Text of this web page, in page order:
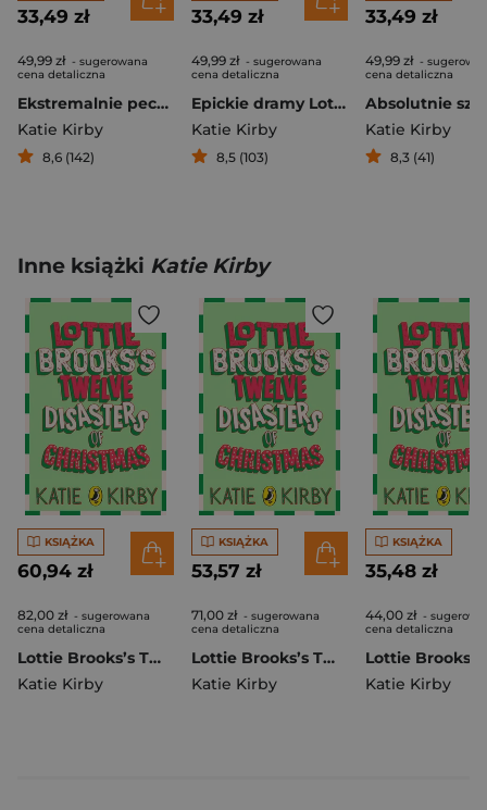
33,49 zł
49,99 zł - sugerowana
cena detaliczna
Ekstremalnie pechowa wycieczka Lottie Brooks
Katie Kirby
8,6 (142)
33,49 zł
49,99 zł - sugerowana
cena detaliczna
Epickie dramy Lottie Brooks
Katie Kirby
8,5 (103)
33,49 zł
49,99 zł -
cena detaliczna
Katie Kirby
8,3 (41)
Inne książki Katie Kirby
KSIĄŻKA
60,94 zł
82,00 zł - sugerowana
cena detaliczna
Lottie Brooks’s Twelve Disasters of Christmas
Katie Kirby
KSIĄŻKA
53,57 zł
71,00 zł - sugerowana
cena detaliczna
Lottie Brooks’s Twelve Disasters of Christmas
Katie Kirby
KSIĄŻKA
35,48 zł
44,00 zł -
cena detaliczna
Katie Kirby